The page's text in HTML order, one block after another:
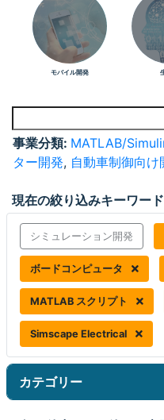
モバイル開発
事業分類: MATLAB/
ター開発, 自動車制御向け
現在の絞り込みキーワード
シミュレーション開発
ボードコンピュータ
MATLAB スクリプト
Simscape Electrical
カテゴリー